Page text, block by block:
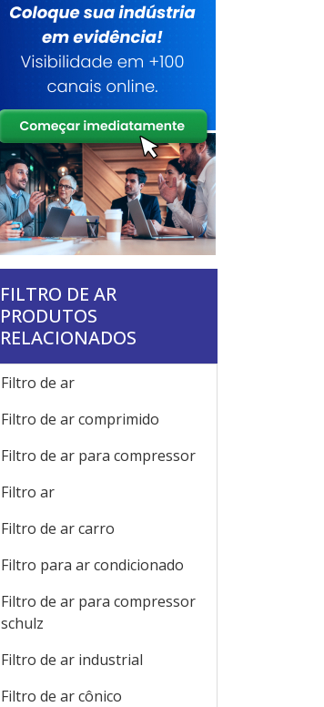
FILTRO DE AR
PRODUTOS
RELACIONADOS
Filtro de ar
Filtro de ar comprimido
Filtro de ar para compressor
Filtro ar
Filtro de ar carro
Filtro para ar condicionado
Filtro de ar para compressor
schulz
Filtro de ar industrial
Filtro de ar cônico